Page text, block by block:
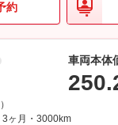
約
車両本体
3ヶ月・3000km